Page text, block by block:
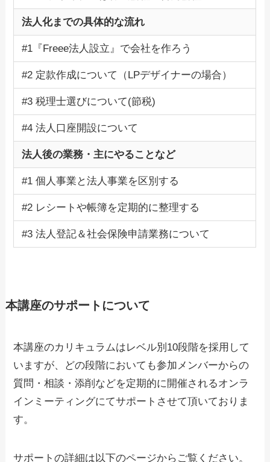
法人化までの具体的な流れ
#1『Freee法人設立』で会社を作ろう
#2 定款作成について（LPデザイナーの場合）
#3 税理士選びについて(節税)
#4 法人口座開設について
法人後の業務・主にやることなど
#1 個人事業と法人事業を区別する
#2 レシートや帳簿を定期的に整理する
#3 法人登記＆社会保険申請業務について
本講座のサポートについて
本講座のカリキュラムはレベル別10段階を採用して
いますが、どの段階においても参加メンバーからの
質問・相談・添削などを定期的に開催されるオンラ
インミーティングにてサポートさせて頂いておりま
す。
サポートの詳細は以下のページからご覧ください。